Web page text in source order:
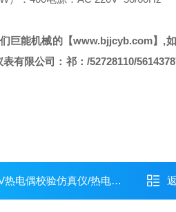
巨能机械的【www.bjjcyb.com】,
有限公司 ：祁：/52728110/
验仿真仪/热电偶检测仪厂家/热电偶